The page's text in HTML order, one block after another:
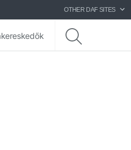
OTHER DAF SITES